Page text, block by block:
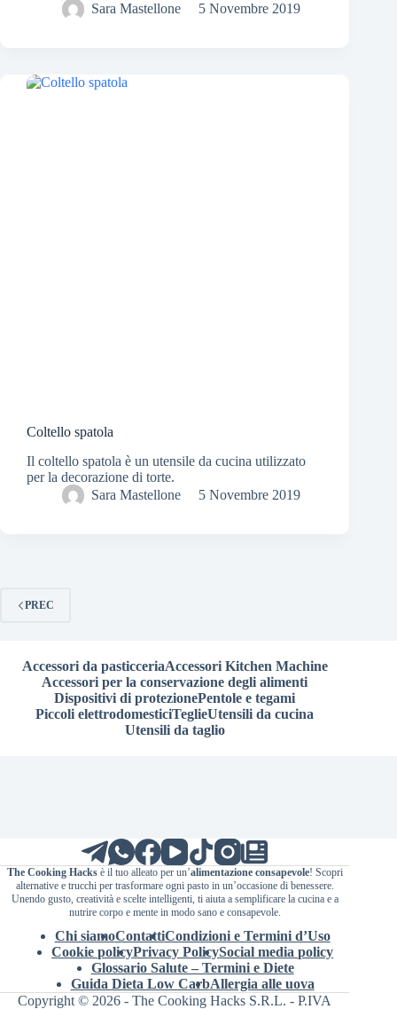
Sara Mastellone
5 Novembre 2019
Coltello spatola
Il coltello spatola è un utensile da cucina utilizzato
per la decorazione di torte.
Sara Mastellone
5 Novembre 2019
PREC
Accessori da pasticceriaAccessori Kitchen Machine
Accessori per la conservazione degli alimenti
Dispositivi di protezionePentole e tegami
Piccoli elettrodomesticiTeglieUtensili da cucina
Utensili da taglio
The Cooking Hacksè il tuo alleato per un’alimentazione consapevole! Scopri
alternative e trucchi per trasformare ogni pasto in un’occasione di benessere.
Unendo gusto, creatività e scelte intelligenti, ti aiuta a semplificare la cucina e a
nutrire corpo e mente in modo sano e consapevole.
Chi siamoContattiCondizioni e Termini d’Uso
Cookie policyPrivacy PolicySocial media policy
Glossario Salute – Termini e Diete
Guida Dieta Low CarbAllergia alle uova
Copyright © 2026 - The Cooking Hacks S.R.L. - P.IVA